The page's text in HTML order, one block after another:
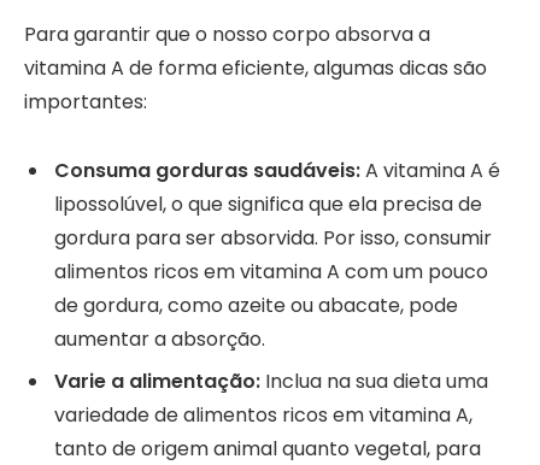
Para garantir que o nosso corpo absorva a
vitamina A de forma eficiente, algumas dicas são
importantes:
Consuma gorduras saudáveis:A vitamina A é
lipossolúvel, o que significa que ela precisa de
gordura para ser absorvida. Por isso, consumir
alimentos ricos em vitamina A com um pouco
de gordura, como azeite ou abacate, pode
aumentar a absorção.
Varie a alimentação: Inclua na sua dieta uma
variedade de alimentos ricos em vitamina A,
tanto de origem animal quanto vegetal, para